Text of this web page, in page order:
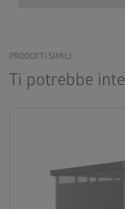
PRODOTTI SIMILI
Ti potrebbe